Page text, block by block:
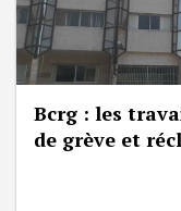
Bcrg : les
de grève et